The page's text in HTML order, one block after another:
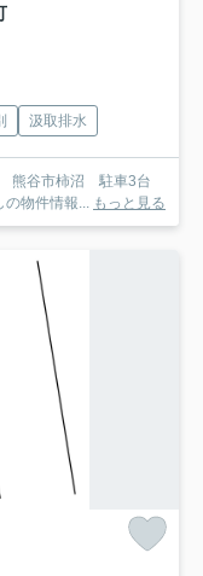
汲取排水
- 熊谷市柿沼 駐車3台
物件情報...
もっと見る